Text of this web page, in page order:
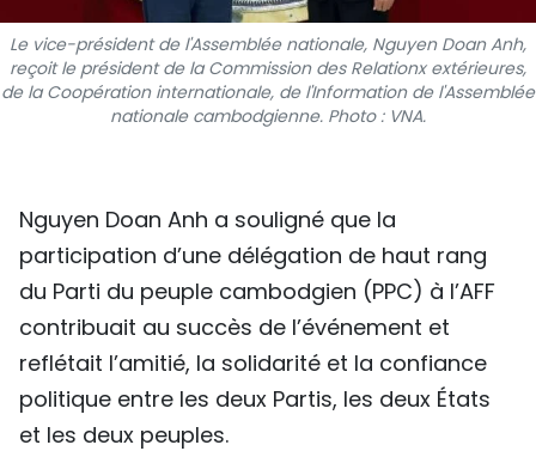
À PROPOS DU "PEUPLE"
TIẾNG VIỆT
ENGLISH
РУССКИЙ
ESPAÑOL
Le vice-président de l'Assemblée nationale, Nguyen Doan Anh,
reçoit le président de la Commission des Relationx extérieures,
de la Coopération internationale, de l'Information de l'Assemblée
nationale cambodgienne. Photo : VNA.
Nguyen Doan Anh a souligné que la
participation d’une délégation de haut rang
du Parti du peuple cambodgien (PPC) à l’AFF
contribuait au succès de l’événement et
reflétait l’amitié, la solidarité et la confiance
politique entre les deux Partis, les deux États
et les deux peuples.